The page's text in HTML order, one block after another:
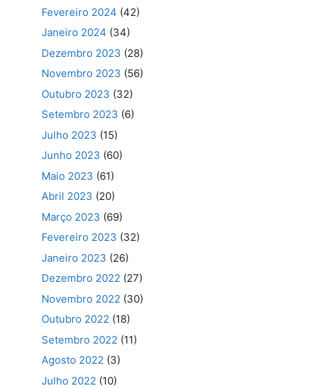
Fevereiro 2024 (42)
Janeiro 2024 (34)
Dezembro 2023 (28)
Novembro 2023 (56)
Outubro 2023 (32)
Setembro 2023 (6)
Julho 2023 (15)
Junho 2023 (60)
Maio 2023 (61)
Abril 2023 (20)
Março 2023 (69)
Fevereiro 2023 (32)
Janeiro 2023 (26)
Dezembro 2022 (27)
Novembro 2022 (30)
Outubro 2022 (18)
Setembro 2022 (11)
Agosto 2022 (3)
Julho 2022 (10)